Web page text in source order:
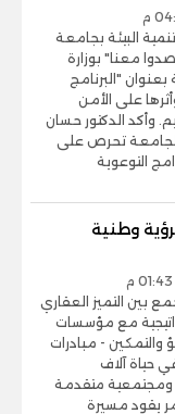
البيئة بجامعة
معنا" بوزارة
بعنوان "البرنامج
على الأمن
وأكد الدكتور حسان
الجامعة تحرص على
التوعوية
وطنية
التميز العقاري
مع مؤسسات
والتمكين - مبادرات
حياة آلاف
ومجتمعية متقدمة
يقود مسيرة